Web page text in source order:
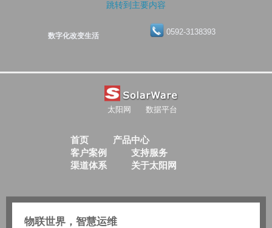
跳转到主要内容
数字化改变生活 0592-3138393
太阳网 数据平台
首页
产品中心
客户案例
支持服务
渠道体系
关于太阳网
物联世界，智慧运维